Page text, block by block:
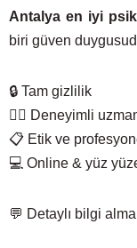
Antalya en iyi
biri güven
🔒 Tam gizlilik
🧑‍⚕️ Deneyimli
📋 Etik ve
💻 Online & yüz
💬 Detaylı bilgi